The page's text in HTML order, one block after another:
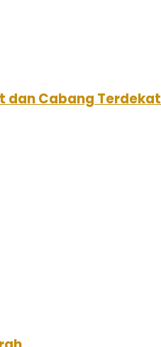
dan Cabang Terdekat